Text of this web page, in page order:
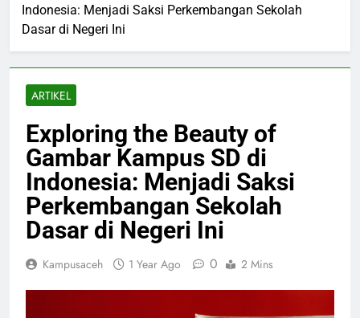
Indonesia: Menjadi Saksi Perkembangan Sekolah
Dasar di Negeri Ini
ARTIKEL
Exploring the Beauty of
Gambar Kampus SD di
Indonesia: Menjadi Saksi
Perkembangan Sekolah
Dasar di Negeri Ini
Kampusaceh 1 Year Ago 0 2 Mins